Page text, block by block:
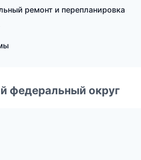
ремонт и перепланировка
федеральный округ